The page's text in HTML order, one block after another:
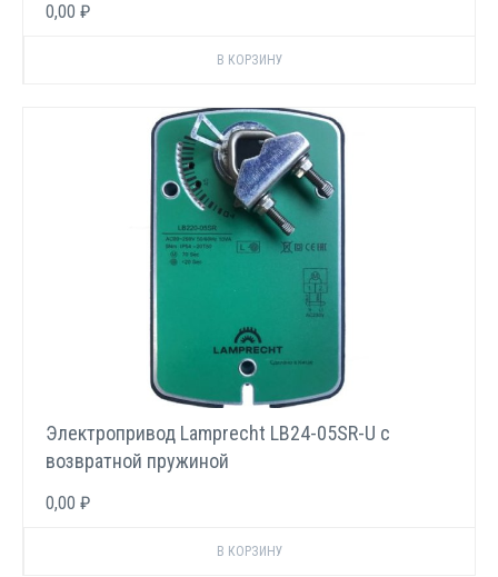
0,00 ₽
Электропривод Lamprecht LB24-05SR-U с
возвратной пружиной
0,00 ₽